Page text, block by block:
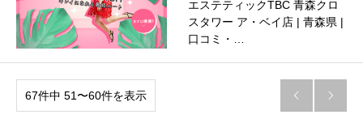
エステティックTBC 青森クロ
スタワー ア・ベイ店 | 青森県 |
口コミ・…
67件中 51〜60件を表示  